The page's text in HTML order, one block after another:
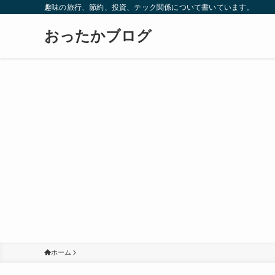
趣味の旅行、節約、投資、テック関係について書いています。
おったかブログ
ホーム